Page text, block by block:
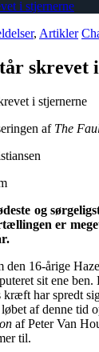
i stjernerne
, Artikler
skrevet
af The
og
er
den 16-årige
sit ene
kræft har spredt
af denne tid
af Peter Van
til.